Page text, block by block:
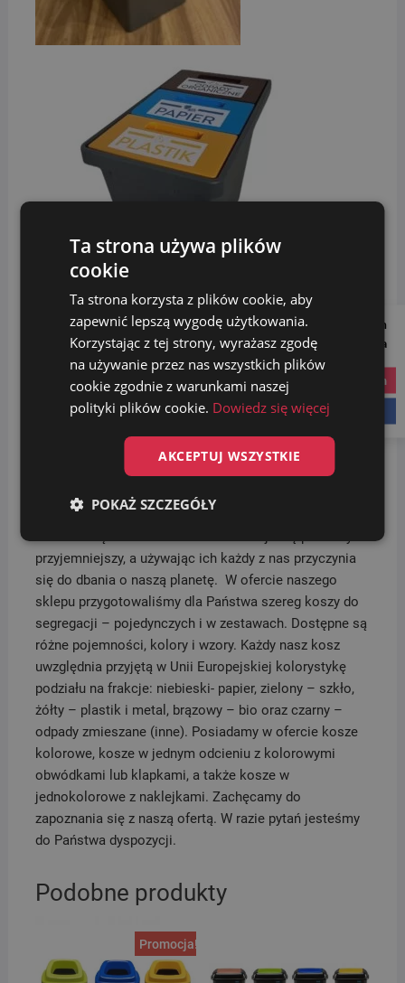
DANE TECHNICZNE:
Wymiary kosza: 49,6 cm x 29,6 cm
Wysokość kosza: 42,5 cm
Sprawdź inne nasze kosze do segregacji oraz zestawy
–TUTAJ.
Segregacja odpadów
jest bardzo ważna, dlatego kosze
do segregacji to niezbędny element każdego domu,
biura, czy też miejsca użyteczności publicznej. Dzięki
przyjemniejszy, a używając ich każdy z nas przyczynia
się do dbania o naszą planetę. W ofercie naszego
sklepu przygotowaliśmy dla Państwa szereg koszy do
segregacji – pojedynczych i w zestawach. Dostępne są
różne pojemności, kolory i wzory. Każdy nasz kosz
uwzględnia przyjętą w Unii Europejskiej kolorystykę
podziału na frakcje: niebieski- papier, zielony – szkło,
żółty – plastik i metal, brązowy – bio oraz czarny –
odpady zmieszane (inne). Posiadamy w ofercie kosze
kolorowe, kosze w jednym odcieniu z kolorowymi
obwódkami lub klapkami, a także kosze w
jednokolorowe z naklejkami. Zachęcamy do
zapoznania się z naszą ofertą. W razie pytań jesteśmy
do Państwa dyspozycji.
Podobne produkty
Promocja!
Follow us on
Social Media
instagram
Ta strona używa plików
cookie
Ta strona korzysta z plików cookie, aby
zapewnić lepszą wygodę użytkowania.
Korzystając z tej strony, wyrażasz zgodę
na używanie przez nas wszystkich plików
cookie zgodnie z warunkami naszej
polityki plików cookie. Dowiedz się więcej
AKCEPTUJ WSZYSTKIE
POKAŻ SZCZEGÓŁY